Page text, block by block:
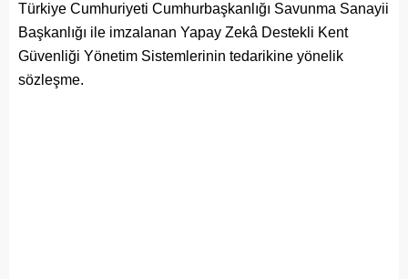
Türkiye Cumhuriyeti Cumhurbaşkanlığı Savunma Sanayii
Başkanlığı ile imzalanan Yapay Zekâ Destekli Kent
Güvenliği Yönetim Sistemlerinin tedarikine yönelik
sözleşme.